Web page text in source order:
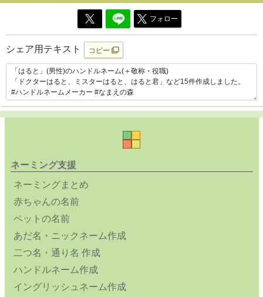
フォロー
シェア用テキスト コピー
ネーミング支援
ネーミングまとめ
赤ちゃんの名前
ペットの名前
あだ名・ニックネーム作成
二つ名・通り名 作成
ハンドルネーム作成
イングリッシュネーム作成